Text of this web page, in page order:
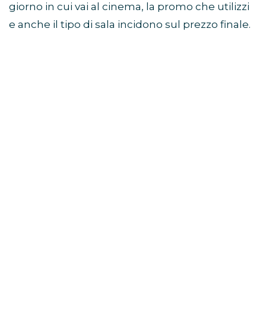
giorno in cui vai al cinema, la promo che utilizzi
e anche il tipo di sala incidono sul prezzo finale.